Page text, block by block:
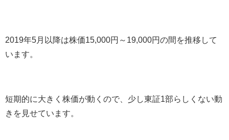
2019年5月以降は株価15,000円～ 19,000円の間を推移して
います。
短期的に大きく株価が動くので、少し東証1部らしくない動
きを見せています。